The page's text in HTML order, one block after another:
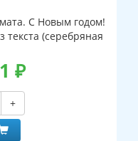
С Новым годом!
текста (серебряная
₽
+